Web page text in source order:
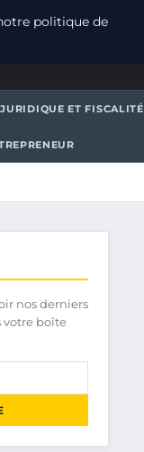
JURIDIQUE ET FISCALITÉ
nos derniers
votre boîte
politique de